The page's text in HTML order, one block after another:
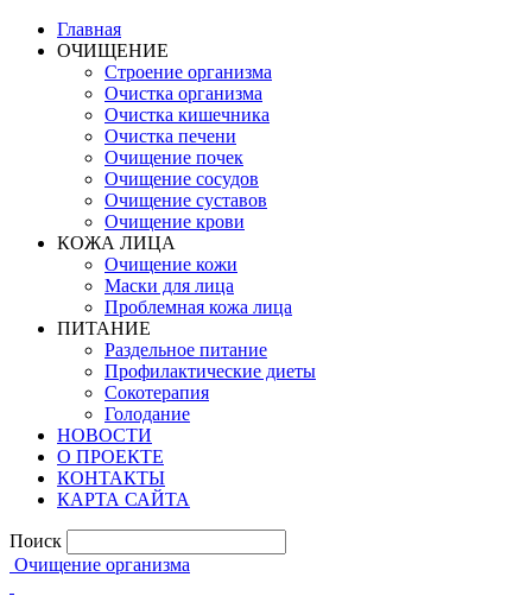
Главная
ОЧИЩЕНИЕ
Строение организма
Очистка организма
Очистка кишечника
Очистка печени
Очищение почек
Очищение сосудов
Очищение суставов
Очищение крови
КОЖА ЛИЦА
Очищение кожи
Маски для лица
Проблемная кожа лица
ПИТАНИЕ
Раздельное питание
Профилактические диеты
Сокотерапия
Голодание
НОВОСТИ
О ПРОЕКТЕ
КОНТАКТЫ
КАРТА САЙТА
Поиск
Очищение организма